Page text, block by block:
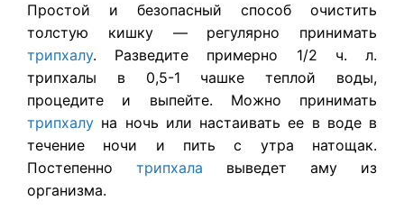
Простой и безопасный способ очистить
толстую кишку — регулярно принимать
трипхалу. Разведите примерно 1/2 ч. л.
трипхалы в 0,5-1 чашке теплой воды,
процедите и выпейте. Можно принимать
трипхалу на ночь или настаивать ее в воде в
течение ночи и пить с утра натощак.
Постепенно трипхала выведет аму из
организма.